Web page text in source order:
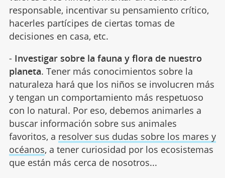
responsable, incentivar su pensamiento crítico,
hacerles partícipes de ciertas tomas de
decisiones en casa, etc.
- Investigar sobre la fauna y flora de nuestro
planeta. Tener más conocimientos sobre la
naturaleza hará que los niños se involucren más
y tengan un comportamiento más respetuoso
con lo natural. Por eso, debemos animarles a
buscar información sobre sus animales
favoritos, a resolver sus dudas sobre los mares y
océanos, a tener curiosidad por los ecosistemas
que están más cerca de nosotros...